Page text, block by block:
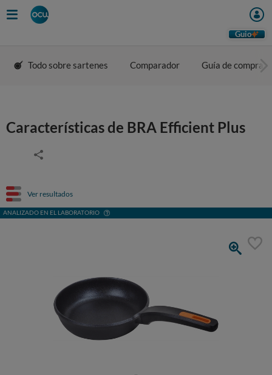
Guio
Todo sobre sartenes Comparador Guía de compra
Características de BRA Efficient Plus
Ver resultados
ANALIZADO EN EL LABORATORIO